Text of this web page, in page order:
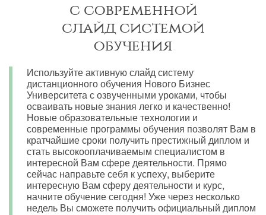
с современной
слайд системой
обучения
Используйте активную слайд систему
дистанционного обучения Нового Бизнес
Университета с озвученными уроками, чтобы
осваивать новые знания легко и качественно!
Новые образовательные технологии и
современные программы обучения позволят Вам в
кратчайшие сроки получить престижный диплом и
стать высокооплачиваемым специалистом в
интересной Вам сфере деятельности. Прямо
сейчас направьте себя к успеху, выберите
интересную Вам сферу деятельности и курс,
начните обучение сегодня! Уже через несколько
недель Вы сможете получить официальный диплом